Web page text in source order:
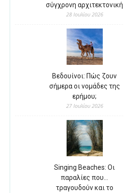
σύγχρονη αρχιτεκτονική
28 Ιουλίου 2026
Βεδουίνοι: Πώς ζουν
σήμερα οι νομάδες της
ερήμου;
27 Ιουλίου 2026
Singing Beaches: Οι
παραλίες που…
τραγουδούν και το